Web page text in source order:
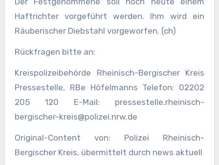
Haftrichter vorgeführt werden. Ihm wird ein
Räuberischer Diebstahl vorgeworfen. (ch)
Rückfragen bitte an:
Kreispolizeibehörde Rheinisch-Bergischer Kreis
Pressestelle, RBe Höfelmanns Telefon: 02202
205 120 E-Mail: pressestelle.rheinisch-
bergischer-kreis@polizei.nrw.de
Original-Content von: Polizei Rheinisch-
Bergischer Kreis, übermittelt durch news aktuell